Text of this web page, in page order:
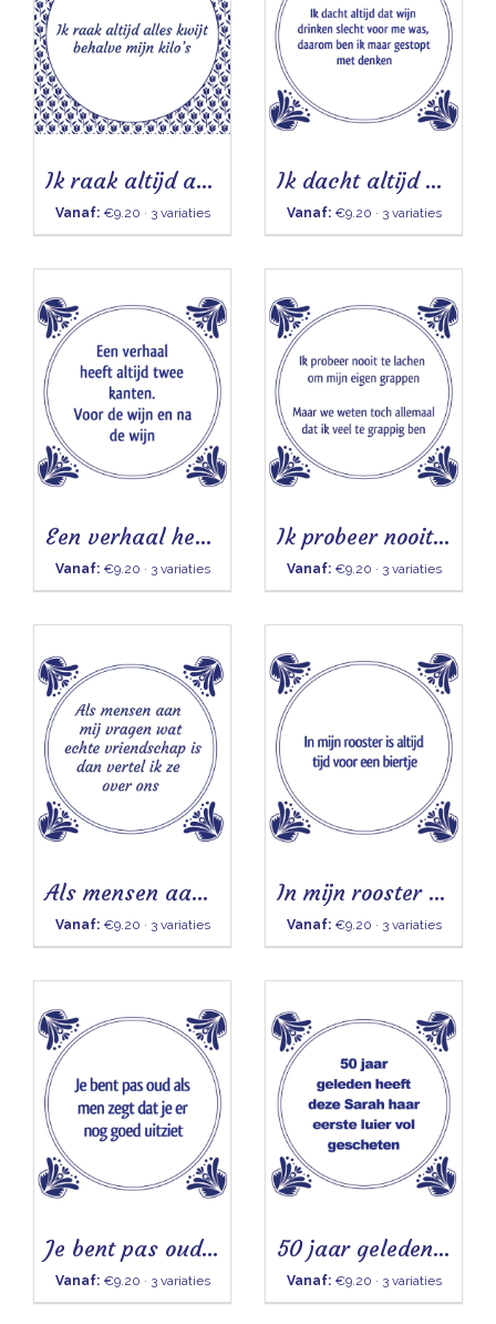
Ik raak altijd alles kwijt
Vanaf:€9.20 · 3 variaties
Ik dacht altijd dat wijn drinken slecht voor me was - Tegeltje
Vanaf:€9.20 · 3 variaties
Een verhaal heeft altijd twee kanten - Tegeltje
Vanaf:€9.20 · 3 variaties
Ik probeer nooit te lachen om mijn eigen grappen
Vanaf:€9.20 · 3 variaties
Als mensen aan mij vragen - Tegeltje
Vanaf:€9.20 · 3 variaties
In mijn rooster - Tegeltje
Vanaf:€9.20 · 3 variaties
Je bent pas oud als men zegt - Tegeltje
Vanaf:€9.20 · 3 variaties
50 jaar geleden heeft deze Sarah - Tegeltje
Vanaf:€9.20 · 3 variaties